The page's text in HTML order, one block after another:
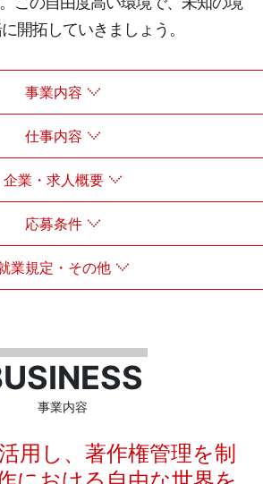
開拓していきましょう。
事業内容
仕事内容
企業・求人概要
応募条件
業規定・その他
事業内容
用し、著作権管理を制